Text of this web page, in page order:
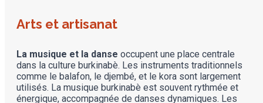
Arts et artisanat
La musique et la danse occupent une place centrale
dans la culture burkinabè. Les instruments traditionnels
comme le balafon, le djembé, et le kora sont largement
utilisés. La musique burkinabè est souvent rythmée et
énergique, accompagnée de danses dynamiques. Les